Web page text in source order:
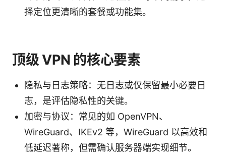
择定位更清晰的套餐或功能集。
顶级 VPN 的核心要素
隐私与日志策略：无日志或仅保留最小必要日
志，是评估隐私性的关键。
加密与协议：常见的如 OpenVPN、
WireGuard、IKEv2 等，WireGuard 以高效和
低延迟著称，但需确认服务器端实现细节。